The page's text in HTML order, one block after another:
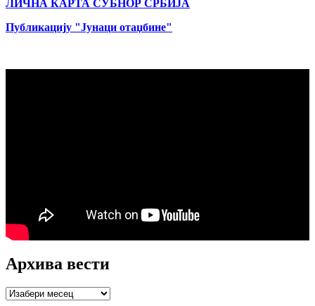
ЛИЧНА КАРТА СУБНОР СРБИЈА
Публикацију "Јунаци отаџбине"
Архива вести
Архива